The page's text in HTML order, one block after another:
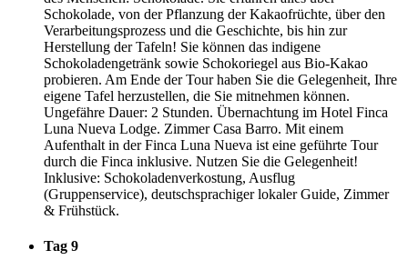
Schokolade, von der Pflanzung der Kakaofrüchte, über den
Verarbeitungsprozess und die Geschichte, bis hin zur
Herstellung der Tafeln! Sie können das indigene
Schokoladengetränk sowie Schokoriegel aus Bio-Kakao
probieren. Am Ende der Tour haben Sie die Gelegenheit, Ihre
eigene Tafel herzustellen, die Sie mitnehmen können.
Ungefähre Dauer: 2 Stunden. Übernachtung im Hotel Finca
Luna Nueva Lodge. Zimmer Casa Barro. Mit einem
Aufenthalt in der Finca Luna Nueva ist eine geführte Tour
durch die Finca inklusive. Nutzen Sie die Gelegenheit!
Inklusive: Schokoladenverkostung, Ausflug
(Gruppenservice), deutschsprachiger lokaler Guide, Zimmer
& Frühstück.
Tag 9